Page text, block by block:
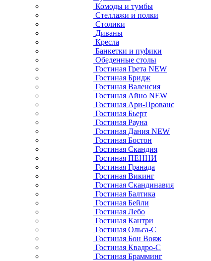
Комоды и тумбы
Стеллажи и полки
Столики
Диваны
Кресла
Банкетки и пуфики
Обеденные столы
Гостиная Грета NEW
Гостиная Бридж
Гостиная Валенсия
Гостиная Айно NEW
Гостиная Ари-Прованс
Гостиная Бьерт
Гостиная Рауна
Гостиная Дания NEW
Гостиная Бостон
Гостиная Скандия
Гостиная ПЕННИ
Гостиная Гранада
Гостиная Викинг
Гостиная Скандинавия
Гостиная Балтика
Гостиная Бейли
Гостиная Лебо
Гостиная Кантри
Гостиная Ольса-С
Гостиная Бон Вояж
Гостиная Квадро-С
Гостиная Брамминг